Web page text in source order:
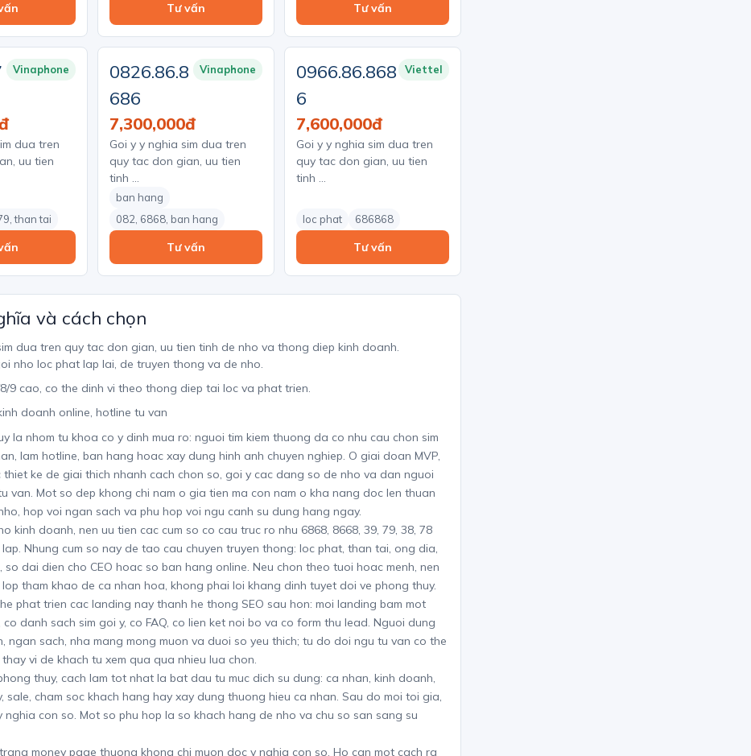
Tư vấn Tư vấn
Vinaphone
dua tren
uu tien
than tai
0826.86.8
686
Vinaphone
7,300,000đ
Goi y y nghia sim dua tren
quy tac don gian, uu tien
tinh …
ban hang
082, 6868, ban hang
Tư vấn
0966.86.868
6
Viettel
7,600,000đ
Goi y y nghia sim dua tren
quy tac don gian, uu tien
tinh …
loc phat 686868
Tư vấn
và cách chọn
dua tren quy tac don gian, uu tien tinh de nho va thong diep kinh doanh.
nho loc phat lap lai, de truyen thong va de nho.
9 cao, co the dinh vi theo thong diep tai loc va phat trien.
doanh online, hotline tu van
la nhom tu khoa co y dinh mua ro: nguoi tim kiem thuong da co nhu cau chon sim
lam hotline, ban hang hoac xay dung hinh anh chuyen nghiep. O giai doan MVP,
ke de giai thich nhanh cach chon so, goi y cac dang so de nho va dan nguoi
van. Mot so dep khong chi nam o gia tien ma con nam o kha nang doc len thuan
hop voi ngan sach va phu hop voi ngu canh su dung hang ngay.
kinh doanh, nen uu tien cac cum so co cau truc ro nhu 6868, 8668, 39, 79, 38, 78
Nhung cum so nay de tao cau chuyen truyen thong: loc phat, than tai, ong dia,
so dai dien cho CEO hoac so ban hang online. Neu chon theo tuoi hoac menh, nen
tham khao de ca nhan hoa, khong phai loi khang dinh tuyet doi ve phong thuy.
phat trien cac landing nay thanh he thong SEO sau hon: moi landing bam mot
co danh sach sim goi y, co FAQ, co lien ket noi bo va co form thu lead. Nguoi dung
ngan sach, nha mang mong muon va duoi so yeu thich; tu do doi ngu tu van co the
vi de khach tu xem qua qua nhieu lua chon.
thuy, cach lam tot nhat la bat dau tu muc dich su dung: ca nhan, kinh doanh,
sale, cham soc khach hang hay xay dung thuong hieu ca nhan. Sau do moi toi gia,
nghia con so. Mot so phu hop la so khach hang de nho va chu so san sang su
money page thuong khong chi muon doc y nghia con so. Ho can mot cach ra